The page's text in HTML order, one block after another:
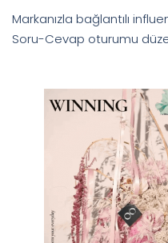
Markanızla bağlantılı
Soru-Cevap oturumu